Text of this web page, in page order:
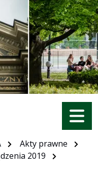
Menu
Akty prawne
2019